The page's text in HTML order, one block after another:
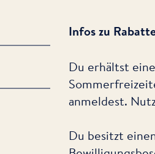
Infos zu
Du erhältst
anmeldest.
Du besitzt